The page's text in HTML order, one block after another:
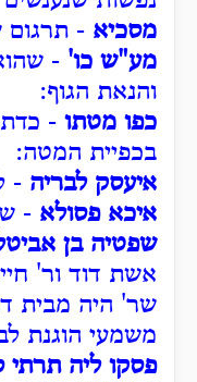
מסכיא -
מע"ש כו' -
והנאת הגוף:
כפו מטתו - כדת
בכפיית המטה:
איעסק לבריה -
איכא פסולא -
שפטיה בן
אשת דוד ור'
שר' היה מבית
משמעי הוגנת
פסקו ליה תרתי